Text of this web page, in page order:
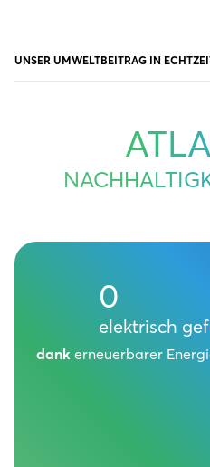
UNSER UMWELTBEITRAG IN
0
elektrisch
dank erneuerbarer